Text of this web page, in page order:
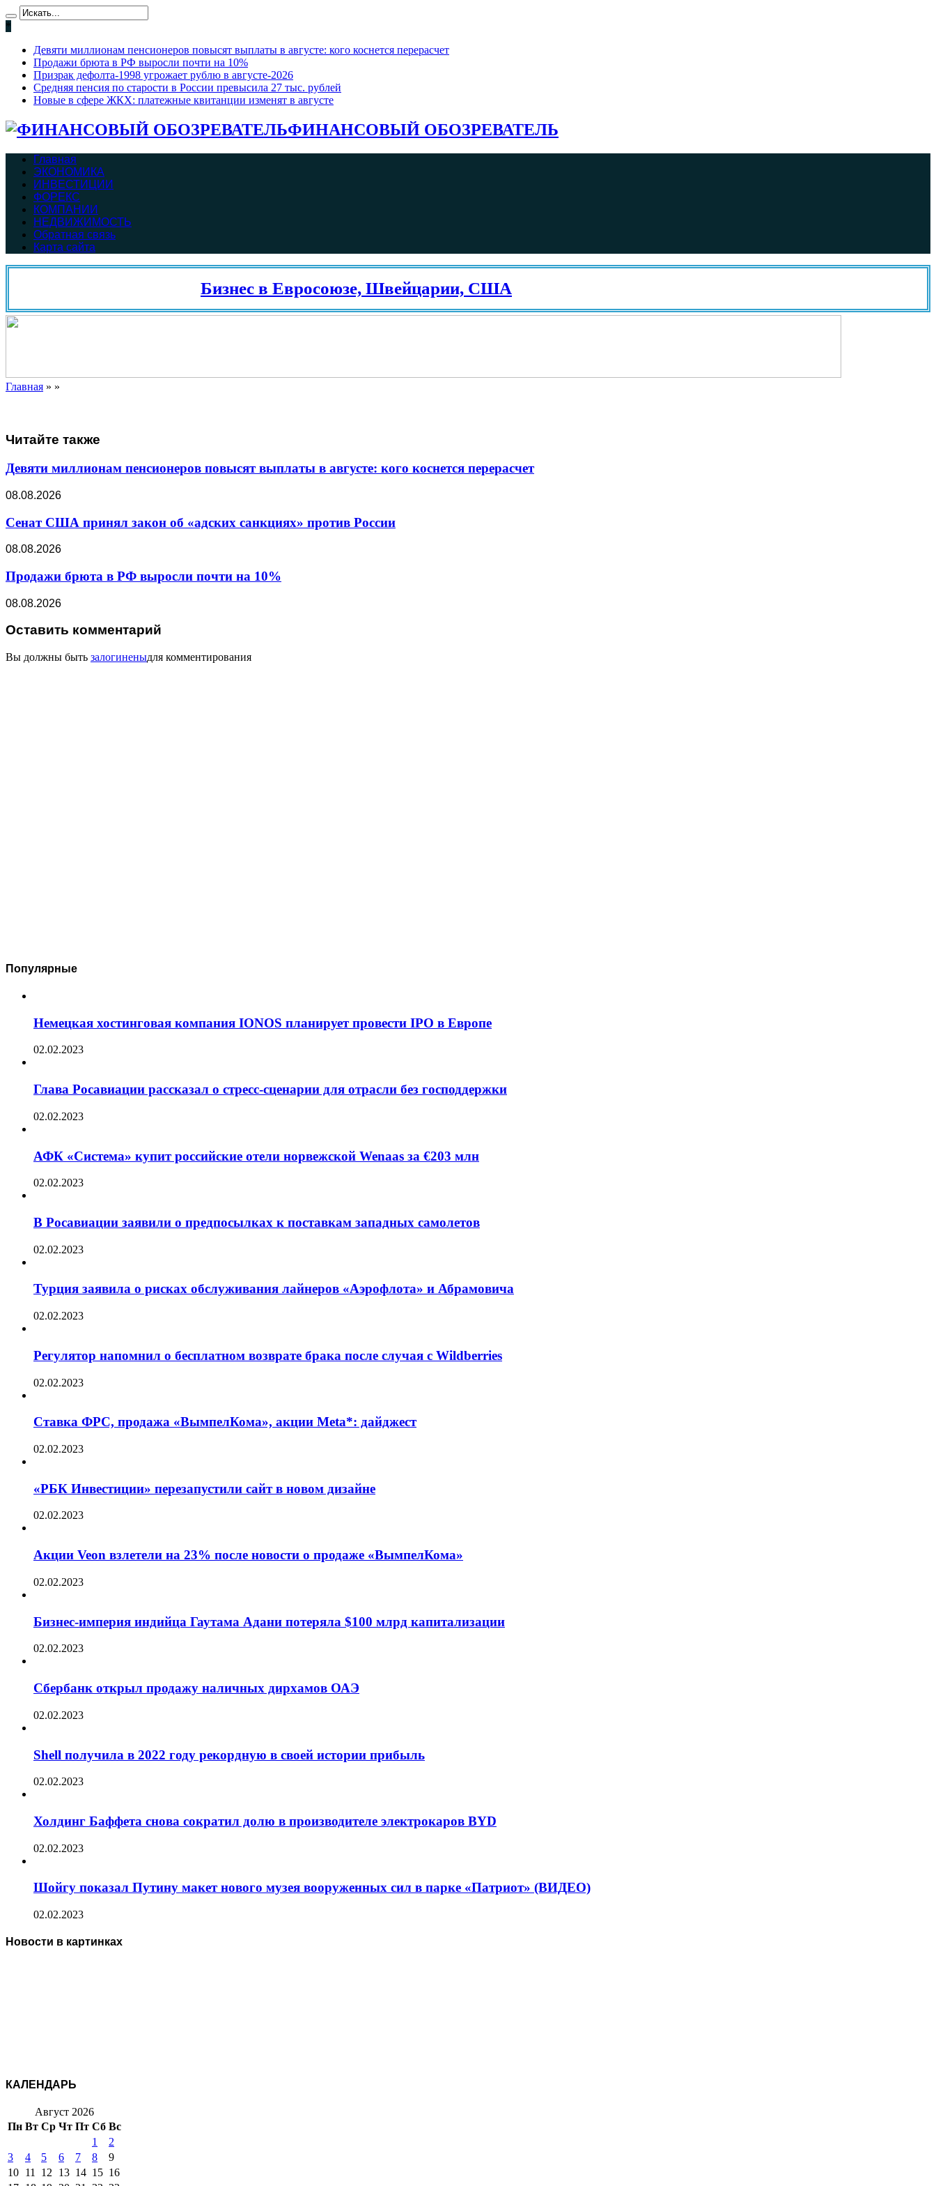
*
Девяти миллионам пенсионеров повысят выплаты в августе: кого коснется перерасчет
Продажи брюта в РФ выросли почти на 10%
Призрак дефолта-1998 угрожает рублю в августе-2026
Средняя пенсия по старости в России превысила 27 тыс. рублей
Новые в сфере ЖКХ: платежные квитанции изменят в августе
ФИНАНСОВЫЙ ОБОЗРЕВАТЕЛЬ
Главная
ЭКОНОМИКА
ИНВЕСТИЦИИ
ФОРЕКС
КОМПАНИИ
НЕДВИЖИМОСТЬ
Обратная связь
Карта сайта
Бизнес в Евросоюзе, Швейцарии, США
Главная » »
Читайте также
Девяти миллионам пенсионеров повысят выплаты в августе: кого коснется перерасчет
08.08.2026
Сенат США принял закон об «адских санкциях» против России
08.08.2026
Продажи брюта в РФ выросли почти на 10%
08.08.2026
Оставить комментарий
Вы должны быть залогиненыдля комментирования
Популярные
Немецкая хостинговая компания IONOS планирует провести IPO в Европе
02.02.2023
Глава Росавиации рассказал о стресс-сценарии для отрасли без господдержки
02.02.2023
АФК «Система» купит российские отели норвежской Wenaas за €203 млн
02.02.2023
В Росавиации заявили о предпосылках к поставкам западных самолетов
02.02.2023
Турция заявила о рисках обслуживания лайнеров «Аэрофлота» и Абрамовича
02.02.2023
Регулятор напомнил о бесплатном возврате брака после случая с Wildberries
02.02.2023
Ставка ФРС, продажа «ВымпелКома», акции Meta*: дайджест
02.02.2023
«РБК Инвестиции» перезапустили сайт в новом дизайне
02.02.2023
Акции Veon взлетели на 23% после новости о продаже «ВымпелКома»
02.02.2023
Бизнес-империя индийца Гаутама Адани потеряла $100 млрд капитализации
02.02.2023
Сбербанк открыл продажу наличных дирхамов ОАЭ
02.02.2023
Shell получила в 2022 году рекордную в своей истории прибыль
02.02.2023
Холдинг Баффета снова сократил долю в производителе электрокаров BYD
02.02.2023
Шойгу показал Путину макет нового музея вооруженных сил в парке «Патриот» (ВИДЕО)
02.02.2023
Новости в картинках
КАЛЕНДАРЬ
Август 2026
Пн Вт Ср Чт Пт Сб Вс
1
2
3
4 5 6 7 8
9
10 11 12 13 14 15 16